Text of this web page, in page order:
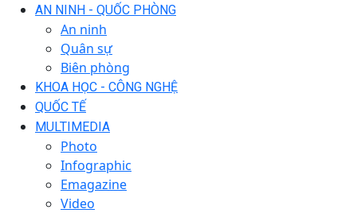
AN NINH - QUỐC PHÒNG
An ninh
Quân sự
Biên phòng
KHOA HỌC - CÔNG NGHỆ
QUỐC TẾ
MULTIMEDIA
Photo
Infographic
Emagazine
Video